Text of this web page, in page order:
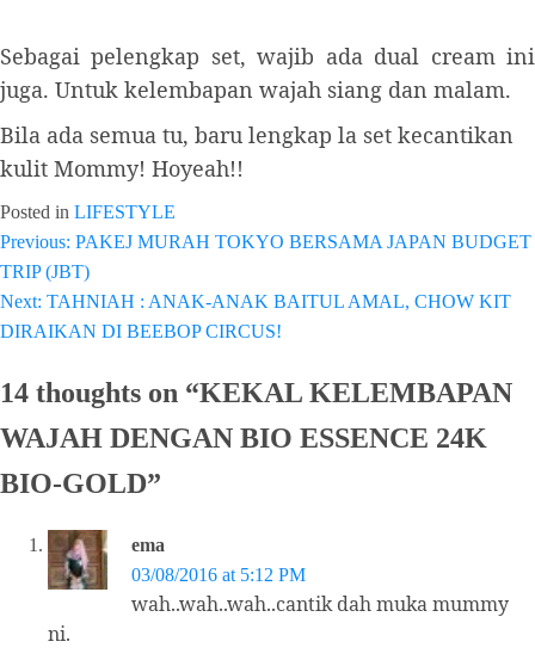
Sebagai pelengkap set, wajib ada dual cream ini
juga. Untuk kelembapan wajah siang dan malam.
Bila ada semua tu, baru lengkap la set kecantikan
kulit Mommy! Hoyeah!!
Posted in LIFESTYLE
Post
navigation
Previous: PAKEJ MURAH TOKYO BERSAMA JAPAN BUDGET
TRIP (JBT)
Next: TAHNIAH : ANAK-ANAK BAITUL AMAL, CHOW KIT
DIRAIKAN DI BEEBOP CIRCUS!
14 thoughts on “KEKAL KELEMBAPAN
WAJAH DENGAN BIO ESSENCE 24K
BIO-GOLD”
ema
03/08/2016 at 5:12 PM
wah..wah..wah..cantik dah muka mummy
ni.